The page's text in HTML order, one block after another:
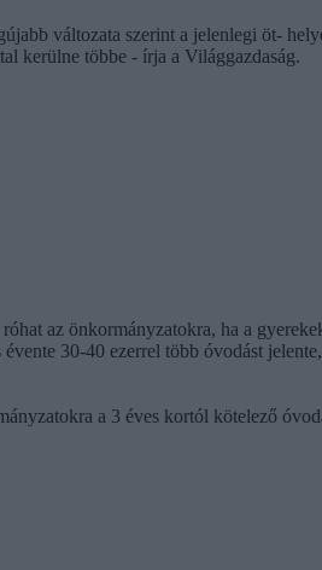
változata szerint a jelenlegi öt-
kerülne többe - írja a Világgazdaság.
az önkormányzatokra, ha a
30-40 ezerrel több óvodást
a 3 éves kortól kötelező